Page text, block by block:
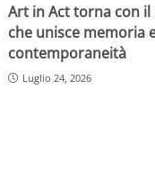
Art in Act torna con il
che unisce memoria
contemporaneità
Luglio 24, 2026